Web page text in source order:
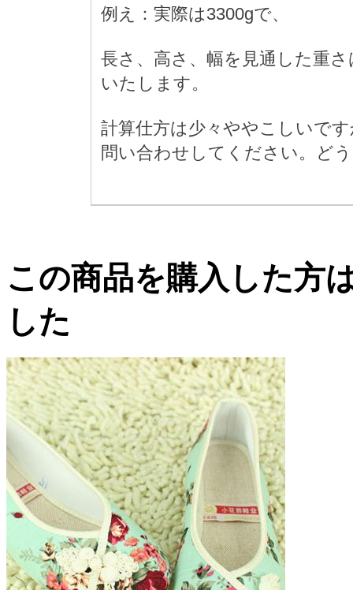
例え：実際は3300gで、
長さ、高さ、幅を見通した重
いたします。
計算仕方は少々ややこしいで
問い合わせしてください。ど
この商品を購入した方
した